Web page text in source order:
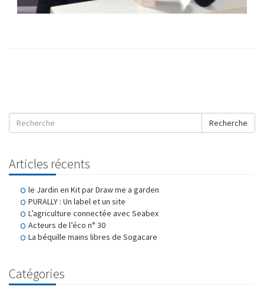
Recherche
Articles récents
le Jardin en Kit par Draw me a garden
PURALLY : Un label et un site
L’agriculture connectée avec Seabex
Acteurs de l’éco n° 30
La béquille mains libres de Sogacare
Catégories